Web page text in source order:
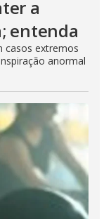
a
entenda
casos extremos
anormal